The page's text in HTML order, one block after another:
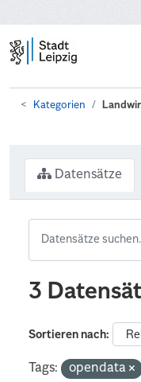
Kategorien
Datensätze
3
Sortieren nach
Tags: opendata